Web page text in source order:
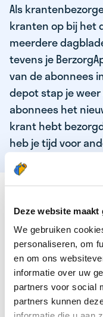
Deze website
We gebruiken
personaliseren, om
en om ons
informatie over uw
partners voor social
partners kunnen
Als
kranten op bij het
meerdere
tevens je
van de abonnees
depot stap je
abonnees het
krant hebt
heb je tijd voor
DEZE
Je bent
Je houdt van
Je houdt vooral
Je wordt blij van